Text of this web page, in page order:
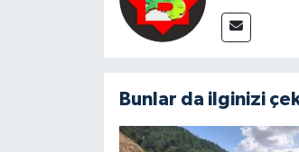
Bunlar da ilginizi